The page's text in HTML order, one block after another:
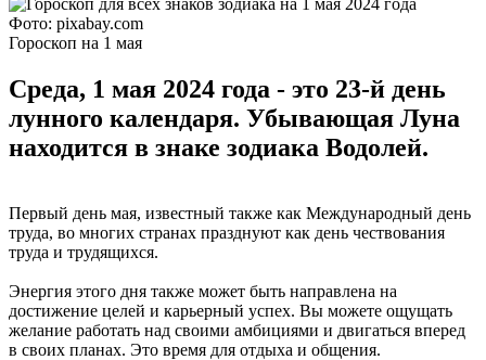
Фото: pixabay.com
Гороскоп на 1 мая
Среда, 1 мая 2024 года - это 23-й день
лунного календаря. Убывающая Луна
находится в знаке зодиака Водолей.
Первый день мая, известный также как Международный день
труда, во многих странах празднуют как день чествования
труда и трудящихся.
Энергия этого дня также может быть направлена на
достижение целей и карьерный успех. Вы можете ощущать
желание работать над своими амбициями и двигаться вперед
в своих планах. Это время для отдыха и общения.